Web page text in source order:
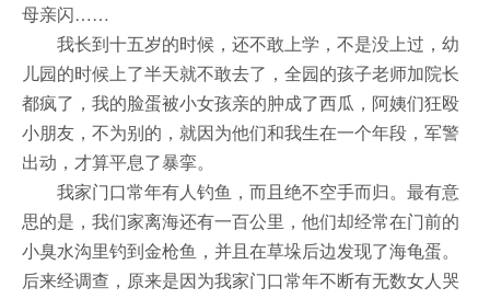
母亲闪……
我长到十五岁的时候，还不敢上学，不是没上过，幼
儿园的时候上了半天就不敢去了，全园的孩子老师加院长
都疯了，我的脸蛋被小女孩亲的肿成了西瓜，阿姨们狂殴
小朋友，不为别的，就因为他们和我生在一个年段，军警
出动，才算平息了暴挛。
我家门口常年有人钓鱼，而且绝不空手而归。最有意
思的是，我们家离海还有一百公里，他们却经常在门前的
小臭水沟里钓到金枪鱼，并且在草垛后边发现了海龟蛋。
后来经调查，原来是因为我家门口常年不断有无数女人哭